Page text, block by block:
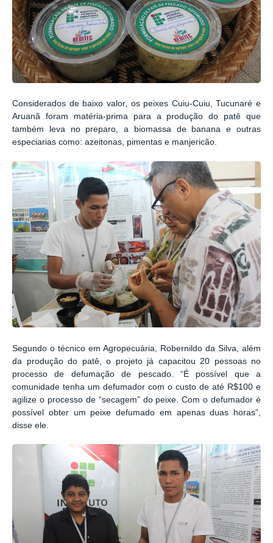
Considerados de baixo valor, os peixes Cuiu-Cuiu, Tucunaré e
Aruanã foram matéria-prima para a produção do patê que
também leva no preparo, a biomassa de banana e outras
especiarias como: azeitonas, pimentas e manjericão.
Segundo o técnico em Agropecuária, Robernildo da Silva, além
da produção do patê, o projeto já capacitou 20 pessoas no
processo de defumação de pescado. “É possível que a
comunidade tenha um defumador com o custo de até R$100 e
agilize o processo de “secagem” do peixe. Com o defumador é
possível obter um peixe defumado em apenas duas horas”,
disse ele.